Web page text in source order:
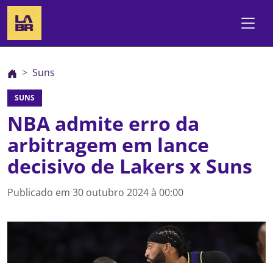
Suns
SUNS
NBA admite erro da
arbitragem em lance
decisivo de Lakers x Suns
Publicado em 30 outubro 2024 à 00:00